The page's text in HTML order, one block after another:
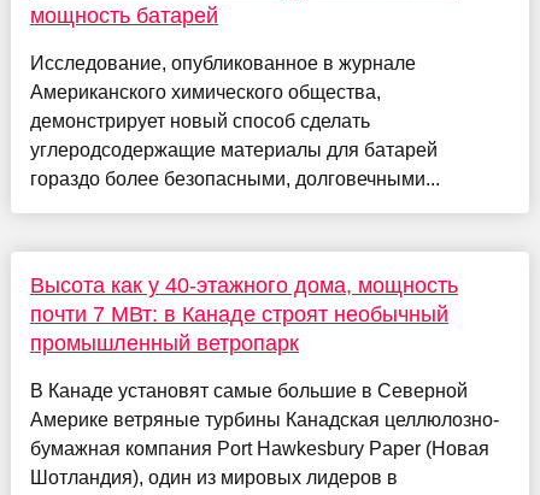
мощность батарей
Исследование, опубликованное в журнале
Американского химического общества,
демонстрирует новый способ сделать
углеродсодержащие материалы для батарей
гораздо более безопасными, долговечными...
Высота как у 40-этажного дома, мощность
почти 7 МВт: в Канаде строят необычный
промышленный ветропарк
В Канаде установят самые большие в Северной
Америке ветряные турбины Канадская целлюлозно-
бумажная компания Port Hawkesbury Paper (Новая
Шотландия), один из мировых лидеров в